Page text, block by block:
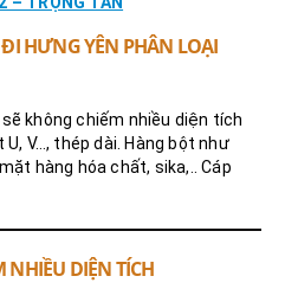
HƯNG YÊN PHÂN LOẠI
không chiếm nhiều diện tích
V…, thép dài. Hàng bột như
hàng hóa chất, sika,.. Cáp
NHIỀU DIỆN TÍCH